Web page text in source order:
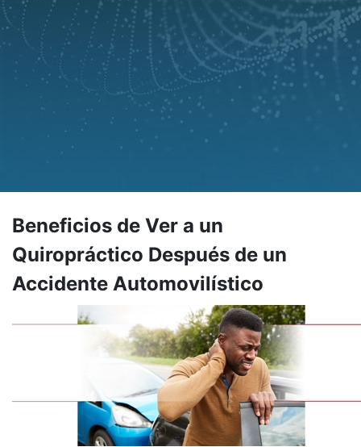
Beneficios de Ver a un
Quiropráctico Después de un
Accidente Automovilístico